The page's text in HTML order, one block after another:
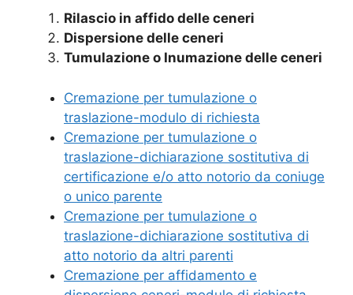
Rilascio in affido delle ceneri
Dispersione delle ceneri
Tumulazione o Inumazione delle ceneri
Cremazione per tumulazione o
traslazione-modulo di richiesta
Cremazione per tumulazione o
traslazione-dichiarazione sostitutiva di
certificazione e/o atto notorio da coniuge
o unico parente
Cremazione per tumulazione o
traslazione-dichiarazione sostitutiva di
atto notorio da altri parenti
Cremazione per affidamento e